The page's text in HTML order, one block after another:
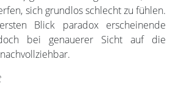
sich grundlos schlecht zu fühlen.
Blick paradox erscheinende
bei genauerer Sicht auf die